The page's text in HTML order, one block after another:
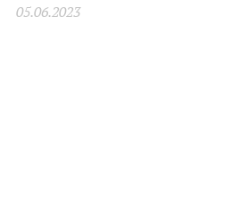
05.06.2023